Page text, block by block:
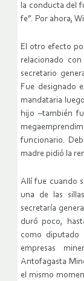
la conducta del
fe”. Por ahora,
El otro efecto
relacionado
secretario
Fue designado
mandataria
hijo –también
funcionario.
madre pidió la
Allí fue cuando
una de las
secretaría
duró poco,
como diputado
empresas
Antofagasta
el mismo